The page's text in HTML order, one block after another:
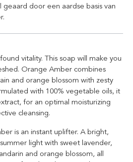
door een aardse basis van
vitality. This soap will make you
Orange Amber combines
and orange blossom with zesty
with 100% vegetable oils, it
for an optimal moisturizing
cleansing.
is an instant uplifter. A bright,
light with sweet lavender,
and orange blossom, all